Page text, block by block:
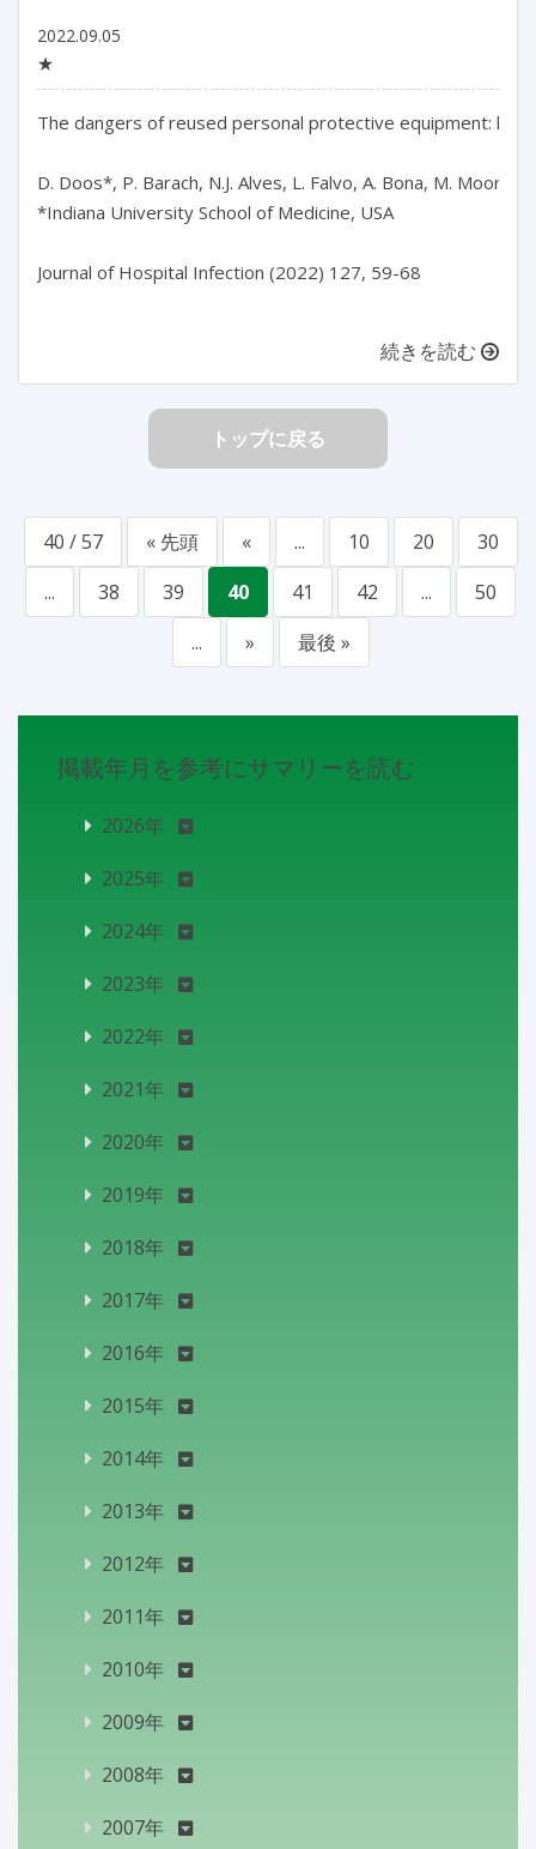
2022.09.05
★
The dangers of reused personal protective equipment:
D. Doos*, P. Barach, N.J. Alves, L. Falvo, A. Bona, M. Moore,
*Indiana University School of Medicine, USA
Journal of Hospital Infection (2022) 127, 59-68
続きを読む
トップに戻る
40 / 57 « 先頭 « ... 10 20
30
...
38 39 40 41 42 ...
50
...
» 最後 »
掲載年月を参考にサマリーを読む
2026年
2025年
2024年
2023年
2022年
2021年
2020年
2019年
2018年
2017年
2016年
2015年
2014年
2013年
2012年
2011年
2010年
2009年
2008年
2007年